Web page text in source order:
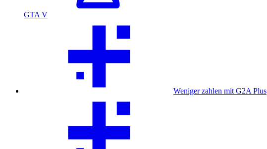
GTA V
Weniger zahlen mit G2A Plus